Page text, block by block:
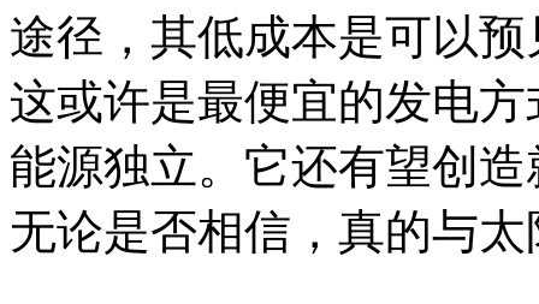
途径，其低成本是可以
这或许是最便宜的发电
能源独立。它还有望创
无论是否相信，真的与